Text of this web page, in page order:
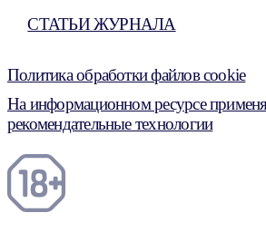
СТАТЬИ ЖУРНАЛА
Политика обработки файлов cookie
На информационном ресурсе
рекомендательные технологии